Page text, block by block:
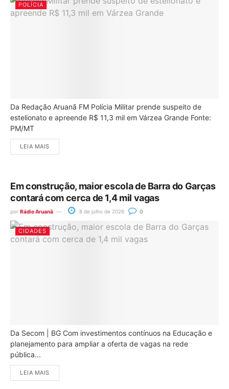
POLÍCIA
Da Redação Aruanã FM Polícia Militar prende suspeito de
estelionato e apreende R$ 11,3 mil em Várzea Grande Fonte:
PM/MT
LEIA MAIS
Em construção, maior escola de Barra do Garças
contará com cerca de 1,4 mil vagas
por Rádio Aruanã 8 de julho de 2026 0
CIDADES
Da Secom | BG Com investimentos contínuos na Educação e
planejamento para ampliar a oferta de vagas na rede
pública...
LEIA MAIS